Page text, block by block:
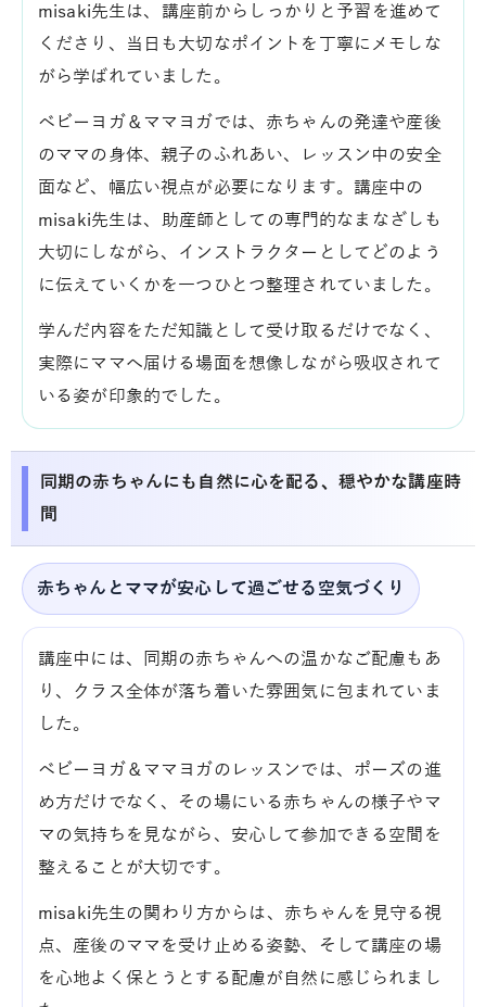
misaki先生は、講座前からしっかりと予習を進めて
くださり、当日も大切なポイントを丁寧にメモしな
がら学ばれていました。
ベビーヨガ＆ママヨガでは、赤ちゃんの発達や産後
のママの身体、親子のふれあい、レッスン中の安全
面など、幅広い視点が必要になります。講座中の
misaki先生は、助産師としての専門的なまなざしも
大切にしながら、インストラクターとしてどのよう
に伝えていくかを一つひとつ整理されていました。
学んだ内容をただ知識として受け取るだけでなく、
実際にママへ届ける場面を想像しながら吸収されて
いる姿が印象的でした。
同期の赤ちゃんにも自然に心を配る、穏やかな講座時
間
赤ちゃんとママが安心して過ごせる空気づくり
講座中には、同期の赤ちゃんへの温かなご配慮もあ
り、クラス全体が落ち着いた雰囲気に包まれていま
した。
ベビーヨガ＆ママヨガのレッスンでは、ポーズの進
め方だけでなく、その場にいる赤ちゃんの様子やマ
マの気持ちを見ながら、安心して参加できる空間を
整えることが大切です。
misaki先生の関わり方からは、赤ちゃんを見守る視
点、産後のママを受け止める姿勢、そして講座の場
を心地よく保とうとする配慮が自然に感じられまし